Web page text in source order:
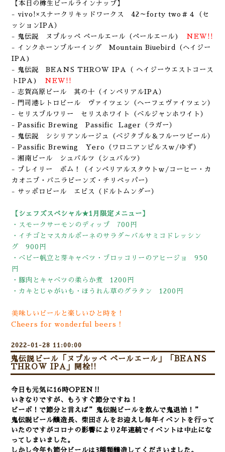
【本日の樽生ビールラインナップ】
- vivo!×スナークリキッドワークス 42～forty two＃４（セ
ッションIPA）
- 鬼伝説 ヌプルッペ ペールエール （ペールエール) NEW!!
- インクホーンブルーイング Mountain Biuebird
（ヘイジー
IPA )
- 鬼伝説 BEANS THROW IPA（ ヘイジーウエストコース
ト IPA ) NEW!!
- 志賀高原ビール 其の十（インペリアルIPA）
- 門司港レトロビール ヴァイツェン（ヘーフェヴァイツェン）
- セリスブルワリー セリスホワイト（ベルジャンホワイト）
- Passific Brewing Passific Lager （ラガー）
- 鬼伝説 シシリアンルージュ
（ベジタブル＆フルーツビール）
- Passific Brewing Yero
（ワロニアンピルスｗ/ゆず）
- 湘南ビール シュバルツ（シュバルツ）
- プレイリー ボム！（インペリアルスタウトｗ/コーヒー・カ
カオニブ・バニラビーンズ・チリペッパー）
- サッポロビール エビス（ドルトムンダー）
【シェフズスペシャル★1月限定メニュー】
・スモークサーモンのディップ 700円
・イチゴとマスカルポーネのサラダ～バルサミコドレッシン
グ 900円
・ベビー帆立と芽キャベツ・ブロッコリーのアヒージョ 950
円
・豚肉とキャベツの柔らか煮 1200円
・カキとじゃがいも・ほうれん草のグラタン 1200円
美味しいビールと楽しいひと時を！
Cheers for wonderful beers！
2022-01-28 11:00:00
鬼伝説ビール「ヌプルッペ ペールエール」「BEANS
THROW IPA」開栓!!
今日も元気に16時OPEN‼
いきなりですが、もうすぐ節分ですね！
ビーボ！で節分と言えば”鬼伝説ビールを飲んで鬼退治！”
鬼伝説ビール醸造長、柴田さんをお迎えし毎年イベントを行って
いたのですがコロナの影響により2年連続でイベントは中止にな
ってしまいました。
しかし今年も節分ビールは3種類醸造してくださいました。